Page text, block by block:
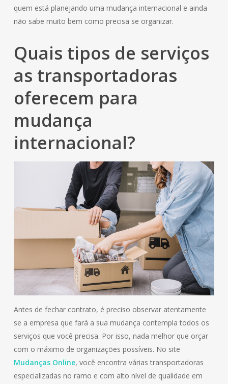
quem está planejando uma mudança internacional e ainda
não sabe muito bem como precisa se organizar.
Quais tipos de serviços
as transportadoras
oferecem para
mudança
internacional?
Antes de fechar contrato, é preciso observar atentamente
se a empresa que fará a sua mudança contempla todos os
serviços que você precisa. Por isso, nada melhor que orçar
com o máximo de organizações possíveis. No site
Mudanças Online, você encontra várias transportadoras
especializadas no ramo e com alto nível de qualidade em